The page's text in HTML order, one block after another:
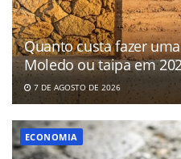
Quanto custa fazer
Moledo ou taipa em
7 DE AGOSTO DE 2026
ECONOMIA